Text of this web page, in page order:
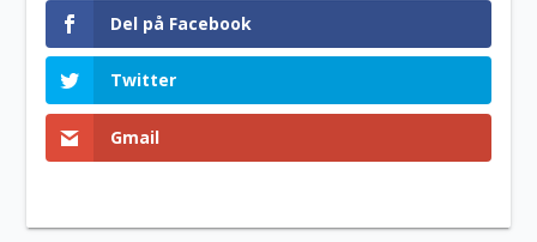
Del på Facebook
Twitter
Gmail